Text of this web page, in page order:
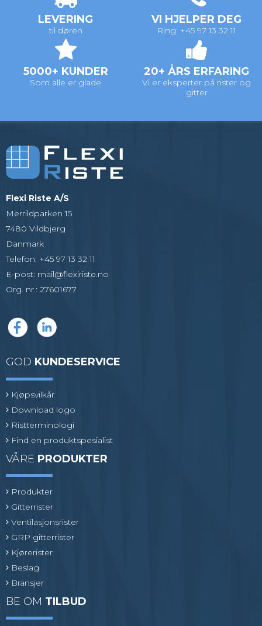
LEVERING
til døren
VI HJELPER DEG
Ring: +45 97 13 32 11
5000+ KUNDER
Som alle er glade
20+ ÅRS ERFARING
Vi er eksperter på rister og
gitter
Flexi Riste A/S
Merrildparken 15
7480 Vildbjerg
Danmark
Telefon: +45 97 13 32 11
E-post: mail@flexiriste.no
Org. nr.: 27601677
GOD KUNDESERVICE
Kjøpsvilkår
Download logo
Ristterminologi
Find en produktspesialist
VÅRE PRODUKTER
Produkter
Gitterrister
Ventilasjonsrister
GRP gitterrister
Kjørerister
Beslag
Bransjer
BE OM TILBUD